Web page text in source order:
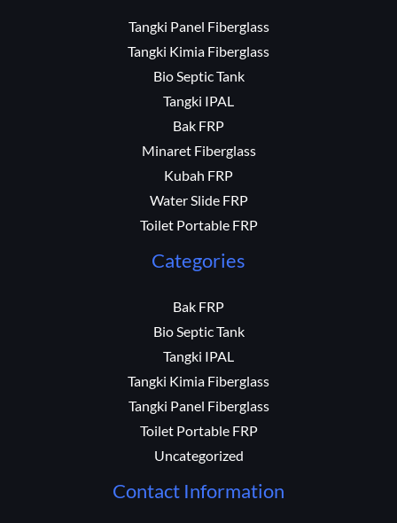
Tangki Panel Fiberglass
Tangki Kimia Fiberglass
Bio Septic Tank
Tangki IPAL
Bak FRP
Minaret Fiberglass
Kubah FRP
Water Slide FRP
Toilet Portable FRP
Categories
Bak FRP
Bio Septic Tank
Tangki IPAL
Tangki Kimia Fiberglass
Tangki Panel Fiberglass
Toilet Portable FRP
Uncategorized
Contact Information